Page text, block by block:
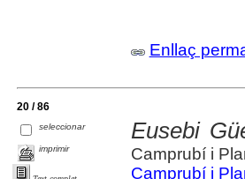
Enllaç
20 / 86
seleccionar
imprimir
Eusebi
Camprubí i
Camprubí i